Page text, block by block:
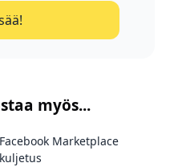
myös...
Facebook Marketplace
kuljetus